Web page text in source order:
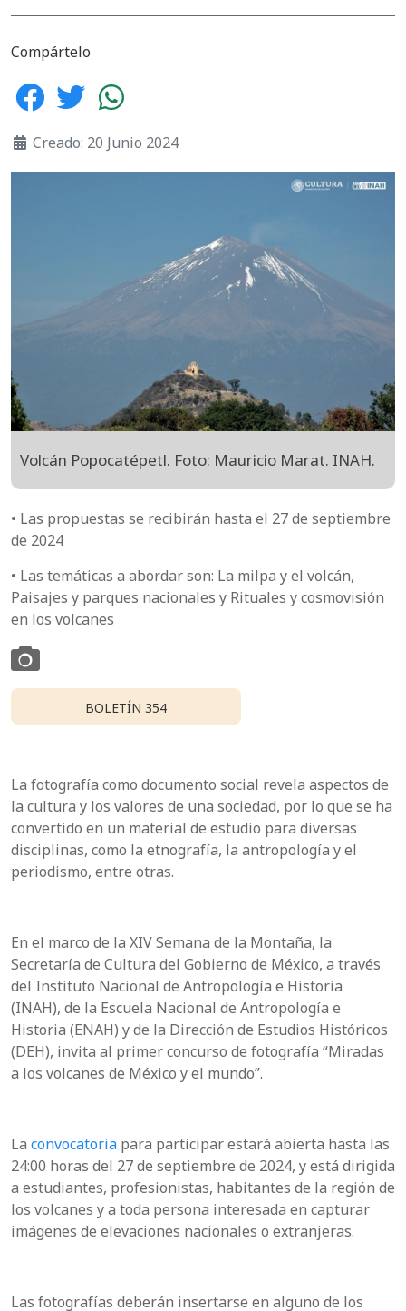
Compártelo
Creado: 20 Junio 2024
Volcán Popocatépetl. Foto: Mauricio Marat. INAH.
• Las propuestas se recibirán hasta el 27 de septiembre
de 2024
• Las temáticas a abordar son: La milpa y el volcán,
Paisajes y parques nacionales y Rituales y cosmovisión
en los volcanes
BOLETÍN 354
La fotografía como documento social revela aspectos de
la cultura y los valores de una sociedad, por lo que se ha
convertido en un material de estudio para diversas
disciplinas, como la etnografía, la antropología y el
periodismo, entre otras.
En el marco de la XIV Semana de la Montaña, la
Secretaría de Cultura del Gobierno de México, a través
del Instituto Nacional de Antropología e Historia
(INAH), de la Escuela Nacional de Antropología e
Historia (ENAH) y de la Dirección de Estudios Históricos
(DEH), invita al primer concurso de fotografía “Miradas
a los volcanes de México y el mundo”.
La convocatoria para participar estará abierta hasta las
24:00 horas del 27 de septiembre de 2024, y está dirigida
a estudiantes, profesionistas, habitantes de la región de
los volcanes y a toda persona interesada en capturar
imágenes de elevaciones nacionales o extranjeras.
Las fotografías deberán insertarse en alguno de los